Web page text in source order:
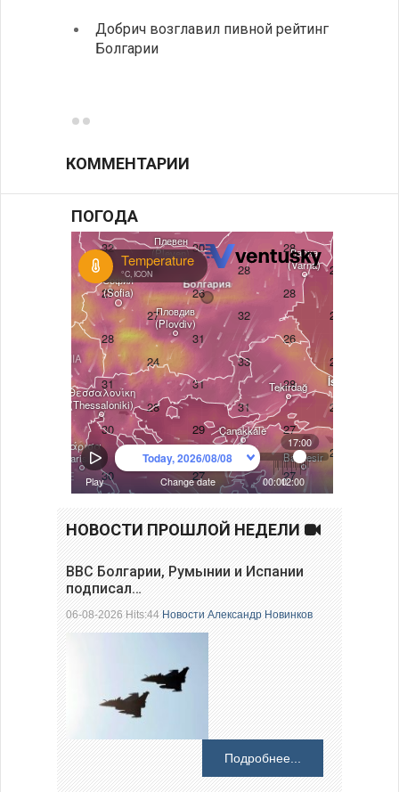
Добрич возглавил пивной рейтинг
Болгарии
КОММЕНТАРИИ
ПОГОДА
НОВОСТИ ПРОШЛОЙ НЕДЕЛИ
ВВС Болгарии, Румынии и Испании
подписал…
06-08-2026 Hits:44Новости Александр Новинков
Подробнее...